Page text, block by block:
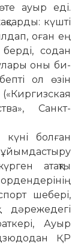
ауыр еді.
күшті
оған ең
содан
оны би­
ол өзін
Санкт-
күні болған
атақты
шебері,
Ауыр
дзюдодан ҚР